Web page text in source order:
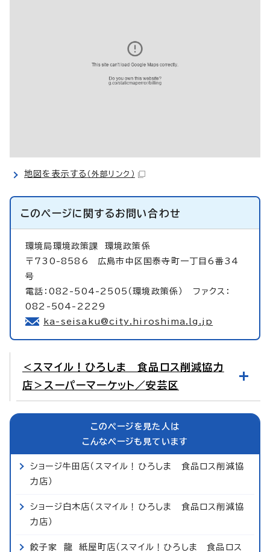
地図を表示する （外部リンク）
このページに関するお問い合わせ
環境局環境政策課 環境政策係
〒730-8586 広島市中区国泰寺町一丁目6番34
号
電話：082-504-2505（環境政策係） ファクス：
082-504-2229
ka-seisaku@city.hiroshima.lg.jp
＜スマイル！ひろしま 食品ロス削減協力
店＞スーパーマーケット／安芸区
このページを見た人は
こんなページも見ています
ショージ牛田店（スマイル！ひろしま 食品ロス削減協
力店）
ショージ白木店（スマイル！ひろしま 食品ロス削減協
力店）
餃子家 龍 紙屋町店（スマイル！ひろしま 食品ロス